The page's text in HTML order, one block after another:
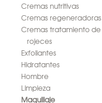
Cremas nutritivas
Cremas regeneradoras
Cremas tratamiento de
rojeces
Exfoliantes
Hidratantes
Hombre
Limpieza
Maquillaje